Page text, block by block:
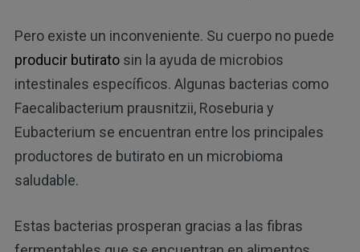
Pero existe un inconveniente. Su cuerpo no puede
producir butiratosin la ayuda de microbios
intestinales específicos. Algunas bacterias como
Faecalibacterium prausnitzii, Roseburia y
Eubacterium se encuentran entre los principales
productores de butirato en un microbioma
saludable.
Estas bacterias prosperan gracias a las fibras